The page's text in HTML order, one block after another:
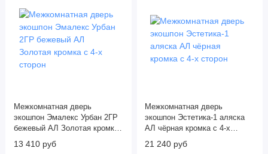
Межкомнатная дверь
экошпон Эмалекс Урбан 2ГР
бежевый АЛ Золотая кромка
с 4-х сторон
13 410 руб
Межкомнатная дверь
экошпон Эстетика-1 аляска
АЛ чёрная кромка с 4-х
сторон
21 240 руб